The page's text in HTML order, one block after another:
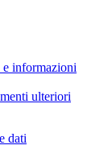
e informazioni
ulteriori
dati